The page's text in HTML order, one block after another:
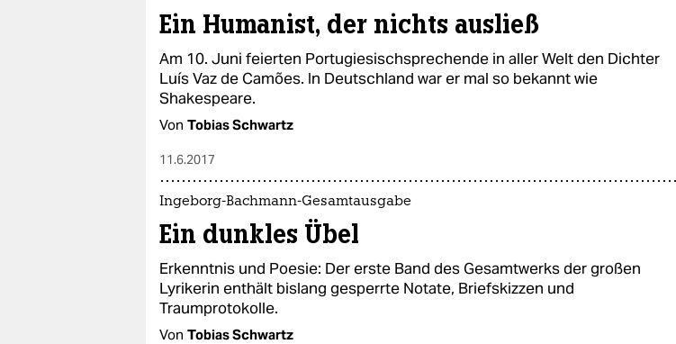
Ein Humanist, der nichts ausließ
Am 10. Juni feierten Portugiesischsprechende in aller Welt den Dichter
Luís Vaz de Camões. In Deutschland war er mal so bekannt wie
Shakespeare.
Von Tobias Schwartz
11.6.2017
Ingeborg-Bachmann-Gesamtausgabe
Ein dunkles Übel
Erkenntnis und Poesie: Der erste Band des Gesamtwerks der großen
Lyrikerin enthält bislang gesperrte Notate, Briefskizzen und
Traumprotokolle.
Von Tobias Schwartz